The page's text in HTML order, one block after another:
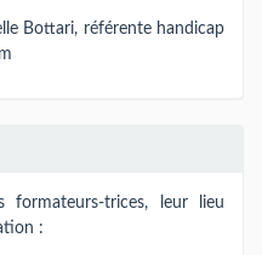
Bottari, référente handicap
trices​,​​ leur lieu
: